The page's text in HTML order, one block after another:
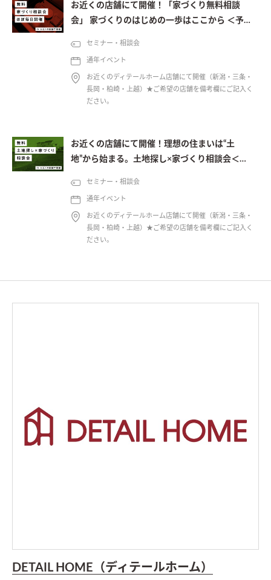
お近くの店舗にて開催！「家づくり無料相談
会」 家づくりのはじめの一歩はここから ＜予約
セミナー・相談会
通年イベント
お近くのディテールホーム店舗にて開催（新潟・三条・
長岡・柏崎・上越）★ご希望の店舗を備考欄にご記入く
ださい。
お近くの店舗にて開催！理想の住まいは“土
地”から始まる。土地探し×家づくり相談会＜予
セミナー・相談会
通年イベント
お近くのディテールホーム店舗にて開催（新潟・三条・
長岡・柏崎・上越）★ご希望の店舗を備考欄にご記入く
ださい。
DETAIL HOME（ディテールホーム）